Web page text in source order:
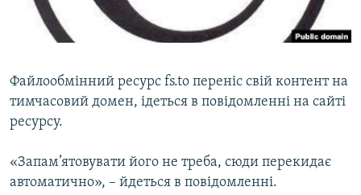
СВІДЧЕННЯ ОКУПАЦІЇ
УКРАЇНСЬКА ПРОБЛЕМА КРИМУ
Qırımtatar
Файлообмінний ресурс fs.to переніс свій контент на
тимчасовий домен, ідеться в повідомленні на сайті
ресурсу.
«Запам’ятовувати його не треба, сюди перекидає
автоматично», – йдеться в повідомленні.